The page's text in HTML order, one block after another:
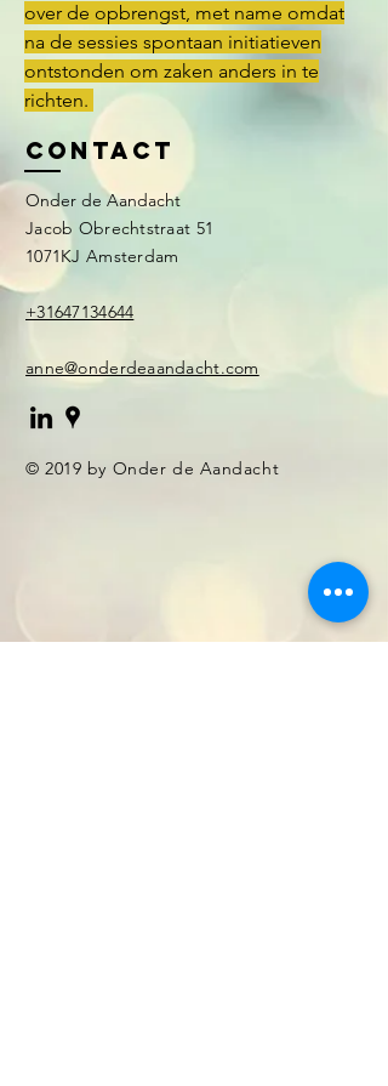
over de opbrengst, met name omdat
na de sessies spontaan initiatieven
ontstonden om zaken anders in te
richten.
Contact
Onder de Aandacht
Jacob Obrechtstraat 51
1071KJ Amsterdam
+31647134644
anne@onderdeaandacht.com
© 2019 by Onder de Aandacht